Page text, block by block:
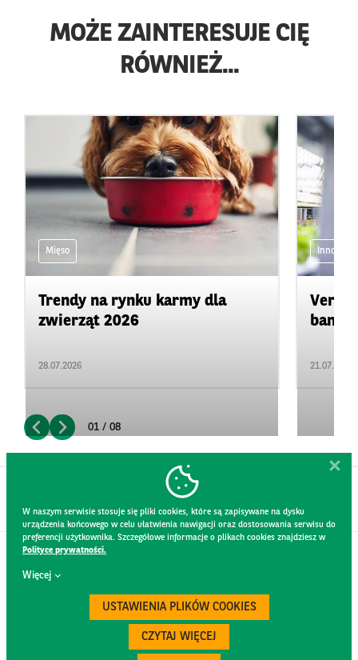
MOŻE ZAINTERESUJE CIĘ
RÓWNIEŻ...
Mięso
Trendy na rynku karmy dla
zwierząt 2026
28.07.2026 21.07.2026
01 / 08
W naszym serwisie stosuje się pliki cookies, które są zapisywane na dysku
urządzenia końcowego w celu ułatwienia nawigacji oraz dostosowania serwisu do
preferencji użytkownika. Szczegółowe informacje o plikach cookies znajdziesz w
Polityce prywatności.
Więcej
USTAWIENIA PLIKÓW COOKIES
CZYTAJ WIĘCEJ
KONTAKT
REGULAMIN STRONY
POLITYKA PRYWATNOŚCI